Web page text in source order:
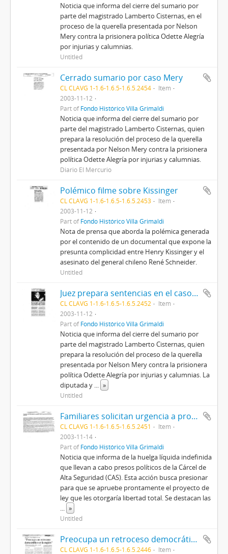
Noticia que informa del cierre del sumario por
parte del magistrado Lamberto Cisternas, en el
proceso de la querella presentada por Nelson
Mery contra la prisionera política Odette Alegría
por injurias y calumnias.
Untitled
Cerrado sumario por caso Mery
CL CLAVG 1-1.6-1.6.5-1.6.5.2454
Item
2003-11-12
Part ofFondo Histórico Villa Grimaldi
Noticia que informa del cierre del sumario por
parte del magistrado Lamberto Cisternas, quien
prepara la resolución del proceso de la querella
presentada por Nelson Mery contra la prisionera
política Odette Alegría por injurias y calumnias.
Diario El Mercurio
Polémico filme sobre Kissinger
CL CLAVG 1-1.6-1.6.5-1.6.5.2453
Item
2003-11-12
Part ofFondo Histórico Villa Grimaldi
Nota de prensa que aborda la polémica generada
por el contenido de un documental que expone la
presunta complicidad entre Henry Kissinger y el
asesinato del general chileno René Schneider.
Untitled
Juez prepara sentencias en el caso Mery-Alegría
CL CLAVG 1-1.6-1.6.5-1.6.5.2452
Item
2003-11-12
Part ofFondo Histórico Villa Grimaldi
Noticia que informa del cierre del sumario por
parte del magistrado Lamberto Cisternas, quien
prepara la resolución del proceso de la querella
presentada por Nelson Mery contra la prisionera
política Odette Alegría por injurias y calumnias. La
diputada y ... »
Untitled
Familiares solicitan urgencia a proyecto que otorga libertad a presos políticos
CL CLAVG 1-1.6-1.6.5-1.6.5.2451
Item
2003-11-14
Part ofFondo Histórico Villa Grimaldi
Noticia que informa de la huelga líquida indefinida
que llevan a cabo presos políticos de la Cárcel de
Alta Seguridad (CAS). Esta acción busca presionar
para que se apruebe prontamente el proyecto de
ley que les otorgaría libertad total. Se destacan las
... »
Untitled
Preocupa un retroceso democrático en la región
CL CLAVG 1-1.6-1.6.5-1.6.5.2446
Item